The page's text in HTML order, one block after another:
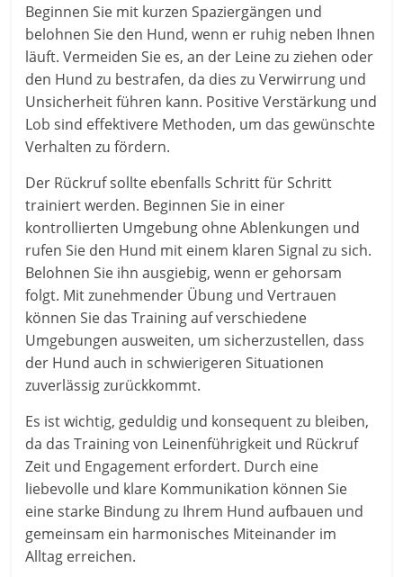
Beginnen Sie mit kurzen Spaziergängen und
belohnen Sie den Hund, wenn er ruhig neben Ihnen
läuft. Vermeiden Sie es, an der Leine zu ziehen oder
den Hund zu bestrafen, da dies zu Verwirrung und
Unsicherheit führen kann. Positive Verstärkung und
Lob sind effektivere Methoden, um das gewünschte
Verhalten zu fördern.
Der Rückruf sollte ebenfalls Schritt für Schritt
trainiert werden. Beginnen Sie in einer
kontrollierten Umgebung ohne Ablenkungen und
rufen Sie den Hund mit einem klaren Signal zu sich.
Belohnen Sie ihn ausgiebig, wenn er gehorsam
folgt. Mit zunehmender Übung und Vertrauen
können Sie das Training auf verschiedene
Umgebungen ausweiten, um sicherzustellen, dass
der Hund auch in schwierigeren Situationen
zuverlässig zurückkommt.
Es ist wichtig, geduldig und konsequent zu bleiben,
da das Training von Leinenführigkeit und Rückruf
Zeit und Engagement erfordert. Durch eine
liebevolle und klare Kommunikation können Sie
eine starke Bindung zu Ihrem Hund aufbauen und
gemeinsam ein harmonisches Miteinander im
Alltag erreichen.